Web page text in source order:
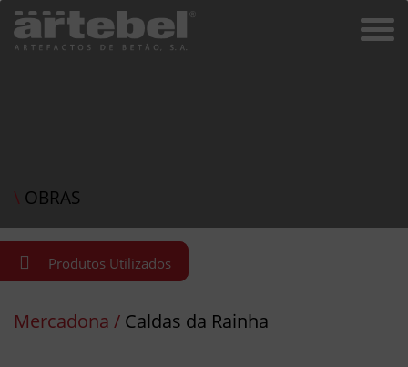
\ OBRAS
Produtos Utilizados
Mercadona / Caldas da Rainha